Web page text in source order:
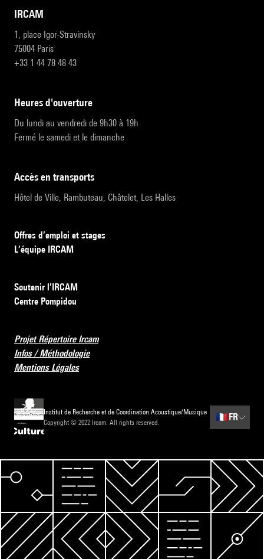
IRCAM
1, place Igor-Stravinsky
75004 Paris
+33 1 44 78 48 43
heures d'ouverture
Du lundi au vendredi de 9h30 à 19h
Fermé le samedi et le dimanche
accès en transports
Hôtel de Ville, Rambuteau, Châtelet, Les Halles
Offres d’emploi et stages
L’équipe IRCAM
Soutenir l’IRCAM
Centre Pompidou
Projet Répertoire Ircam
Infos / Méthodologie
Mentions Légales
Institut de Recherche et de Coordination Acoustique/Musique
Copyright © 2022 Ircam. All rights reserved.
🇫🇷 FR